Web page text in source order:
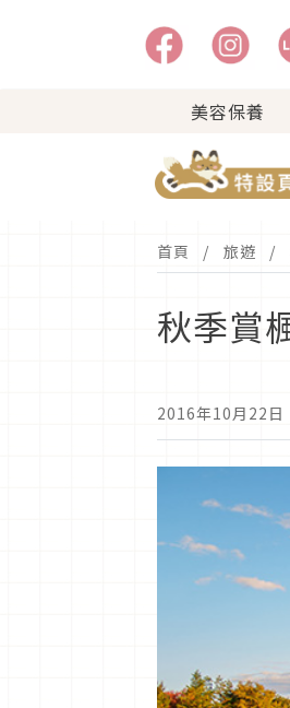
美容保養
首頁 旅遊
秋季賞
2016年10月22日